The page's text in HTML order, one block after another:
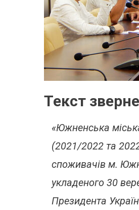
Текст
«Южненська
(2021/2022 та
споживачів м.
укладеного 30
Президента